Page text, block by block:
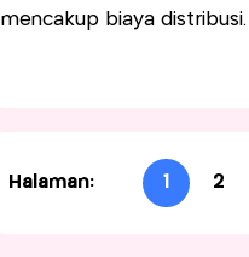
mencakup biaya distribusi.
Halaman: 1 2